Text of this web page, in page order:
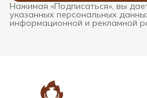
Нажимая «Подписаться», вы
указанных персональных
информационной и рекламной